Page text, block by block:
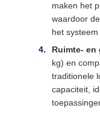
maken het
waardoor
het
Ruimte-
kg) en
traditionele
capaciteit,